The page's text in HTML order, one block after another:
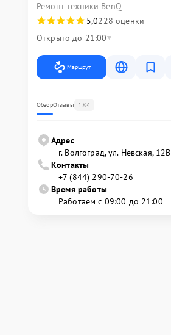
Ремонт техники BenQ
5,0228 оценки
Открыто до 21:00
Маршрут
ОбзорОтзывы 184
Адрес
г. Волгоград, ул. Невская, 12В
Контакты
+7 (844) 290-70-26
Время работы
Работаем с 09:00 до 21:00